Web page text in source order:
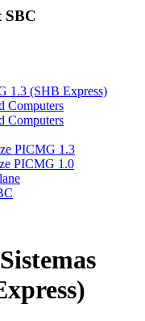
SBC
1.3 (SHB Express)
Computers
Computers
PICMG 1.3
PICMG 1.0